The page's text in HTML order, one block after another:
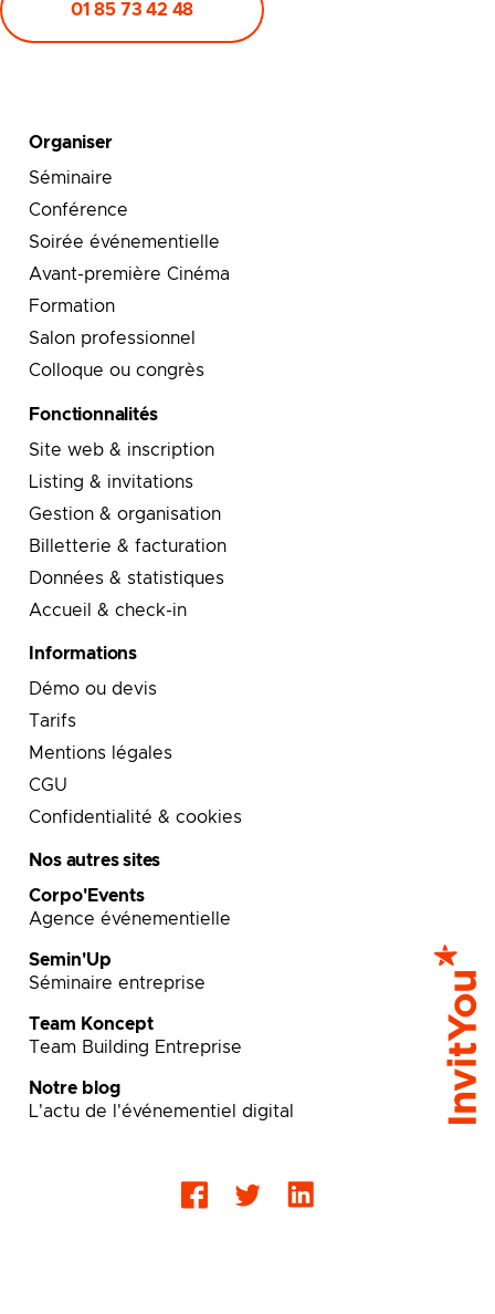
01 85 73 42 48
Organiser
Séminaire
Conférence
Soirée événementielle
Avant-première Cinéma
Formation
Salon professionnel
Colloque ou congrès
Fonctionnalités
Site web & inscription
Listing & invitations
Gestion & organisation
Billetterie & facturation
Données & statistiques
Accueil & check-in
Informations
Démo ou devis
Tarifs
Mentions légales
CGU
Confidentialité & cookies
Nos autres sites
Corpo'Events
Agence événementielle
Semin'Up
Séminaire entreprise
Team Koncept
Team Building Entreprise
Notre blog
L'actu de l'événementiel digital